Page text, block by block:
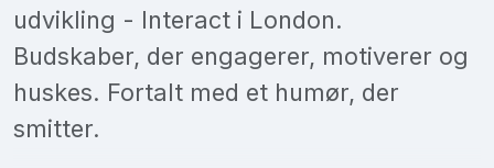
udvikling - Interact i London.
Budskaber, der engagerer, motiverer og
huskes. Fortalt med et humør, der
smitter.